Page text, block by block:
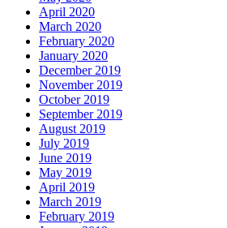
April 2020
March 2020
February 2020
January 2020
December 2019
November 2019
October 2019
September 2019
August 2019
July 2019
June 2019
May 2019
April 2019
March 2019
February 2019